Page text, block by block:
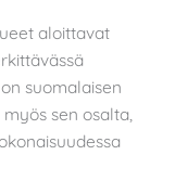
aloittavat
suomalaisen
sen osalta,